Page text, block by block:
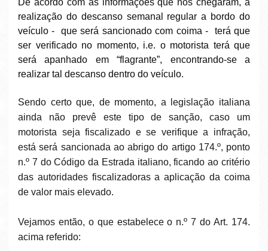
realização do descanso semanal regular a bordo do
veículo - que será sancionado com coima - terá que
ser verificado no momento, i.e. o motorista terá que
será apanhado em “flagrante”, encontrando-se a
realizar tal descanso dentro do veículo.
Sendo certo que, de momento, a legislação italiana
ainda não prevê este tipo de sanção, caso um
motorista seja fiscalizado e se verifique a infração,
está será sancionada ao abrigo do artigo 174.º, ponto
n.º 7 do Código da Estrada italiano, ficando ao critério
das autoridades fiscalizadoras a aplicação da coima
de valor mais elevado.
Vejamos então, o que estabelece o n.º 7 do Art. 174.
acima referido: